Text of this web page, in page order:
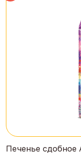
Печенье сдобное